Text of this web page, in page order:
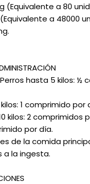
(Equivalente a 80
a 48000
hasta 5 kilos: ½
1 comprimido por
kilos: 2 comprimidos
por día.
de la comida
a la ingesta.